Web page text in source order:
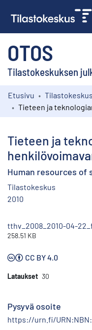
OTOS
Tilastokeskuksen
Kokoelmat
Etusivu Tilastokeskus
Tieteen ja
Human resources of
Tilastokeskus
2010
tthv_2008_2010-04-
258.51 KB
CC BY 4.0
Lataukset 30
Pysyvä osoite
https://urn.fi/